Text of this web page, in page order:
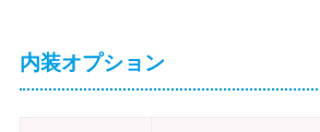
内装オプション